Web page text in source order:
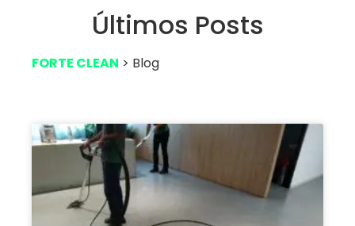
Últimos Posts
FORTE CLEAN > Blog